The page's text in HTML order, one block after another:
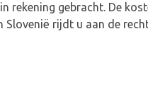
rekening gebracht. De
Slovenië rijdt u aan de